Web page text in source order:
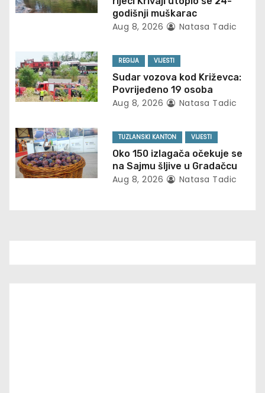
t
i
o
n
godišnji muškarac
Aug 8, 2026 Natasa Tadic
REGIJA VIJESTI
Sudar vozova kod Križevca:
Povrijeđeno 19 osoba
Aug 8, 2026 Natasa Tadic
TUZLANSKI KANTON VIJESTI
Oko 150 izlagača očekuje se
na Sajmu šljive u Gradačcu
Aug 8, 2026 Natasa Tadic